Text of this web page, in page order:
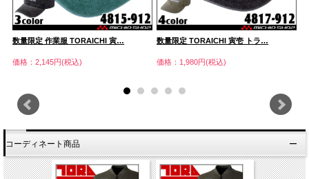
数量限定 作業服 TORAICHI 寅…
価格：2,145円(税込)
数量限定 TORAICHI 寅壱 トラ…
価格：1,980円(税込)
コーディネート商品